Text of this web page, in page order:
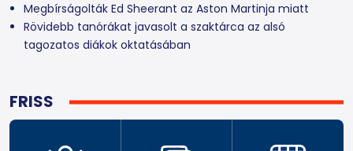
FRISS
Megbírságolták Ed Sheerant az Aston Martinja miatt
Rövidebb tanórákat javasolt a szaktárca az alsó
tagozatos diákok oktatásában